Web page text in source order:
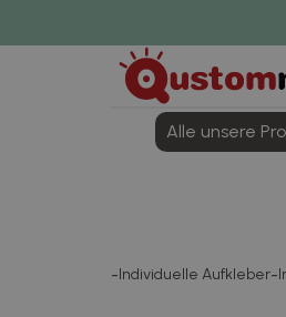
Alle unsere
Individuelle Aufkleber